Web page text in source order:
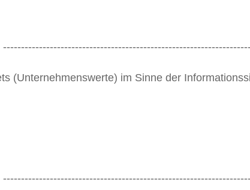
(Unternehmenswerte) im Sinne der